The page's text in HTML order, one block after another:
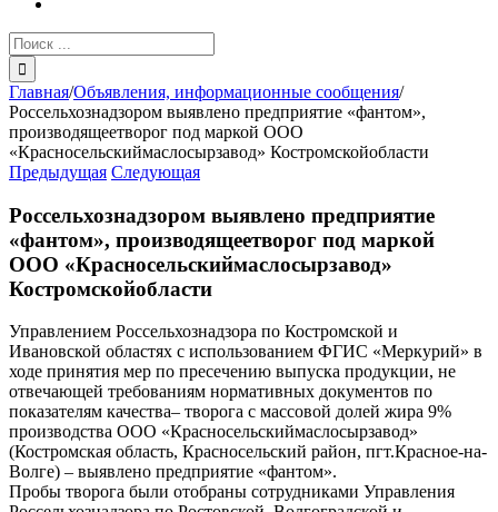
Результат
поиска:
Главная/Объявления, информационные сообщения/
Россельхознадзором выявлено предприятие «фантом»,
производящеетворог под маркой ООО
«Красносельскиймаслосырзавод» Костромскойобласти
Предыдущая Следующая
Россельхознадзором выявлено предприятие
«фантом», производящеетворог под маркой
ООО «Красносельскиймаслосырзавод»
Костромскойобласти
Управлением Россельхознадзора по Костромской и
Ивановской областях с использованием ФГИС «Меркурий» в
ходе принятия мер по пресечению выпуска продукции, не
отвечающей требованиям нормативных документов по
показателям качества– творога с массовой долей жира 9%
производства ООО «Красносельскиймаслосырзавод»
(Костромская область, Красносельский район, пгт.Красное-на-
Волге) – выявлено предприятие «фантом».
Пробы творога были отобраны сотрудниками Управления